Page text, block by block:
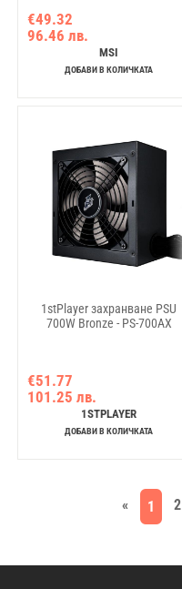
150mmx140mmx86mm, 5Y
Warranty
€49.32
96.46 лв.
MSI
ДОБАВИ В КОЛИЧКАТА
1stPlayer захранване PSU
700W Bronze - PS-700AX
€51.77
101.25 лв.
1STPLAYER
ДОБАВИ В КОЛИЧКАТА
« 1 2